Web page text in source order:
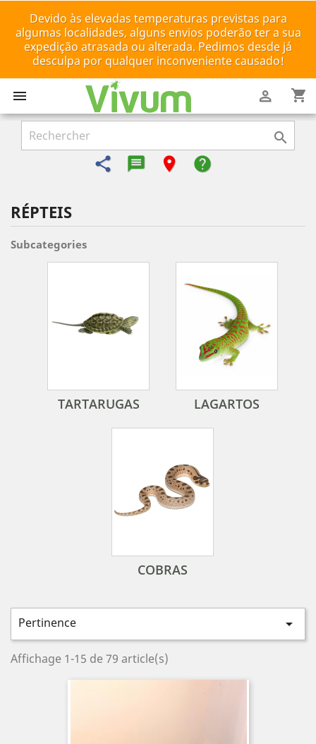
Devido às elevadas temperaturas previstas para
algumas localidades, alguns envios poderão ter a sua
expedição atrasada ou alterada. Pedimos desde já
desculpa por qualquer inconveniente causado!
 shopping_cart


share message-reply-text
room help
RÉPTEIS
Subcategories
TARTARUGAS LAGARTOS
COBRAS
Pertinence 
Affichage 1-15 de 79 article(s)